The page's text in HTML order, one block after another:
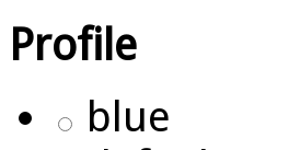
Profile
blue